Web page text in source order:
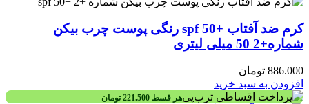
کرم ضد آفتاب +spf 50 رنگی پوست چرب بیکن
شماره+2 50 میلی لیتری
886.000 تومان
افزودن به سبد خرید
هر قسط 221.500 تومان